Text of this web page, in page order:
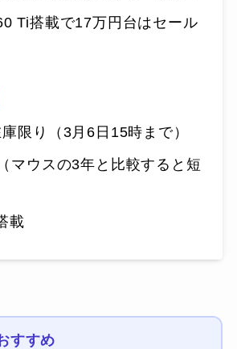
Ti搭載で17万円台はセール
限り（3月6日15時まで）
マウスの3年と比較すると短
載
すすめ